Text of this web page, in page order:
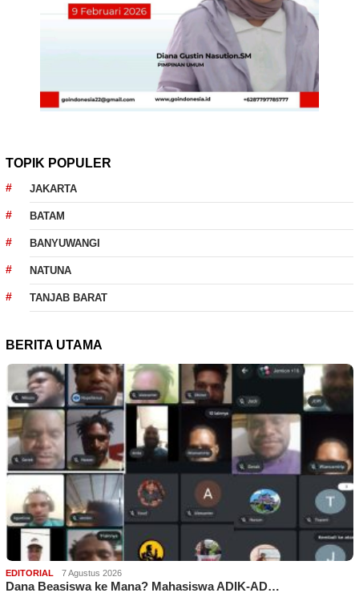
TOPIK POPULER
JAKARTA
BATAM
BANYUWANGI
NATUNA
TANJAB BARAT
BERITA UTAMA
EDITORIAL 7 Agustus 2026
Dana Beasiswa ke Mana? Mahasiswa ADIK-AD…